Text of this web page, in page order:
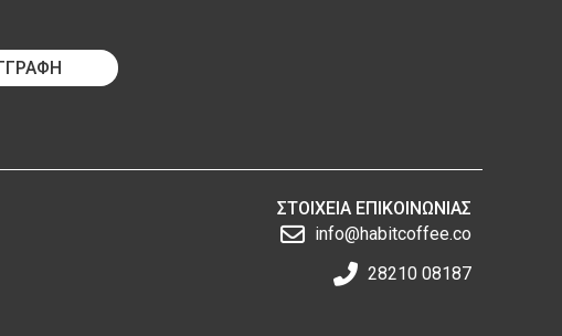
ΣΤΟΙΧΕΙΑ ΕΠΙΚΟΙΝΩΝΙΑΣ
info@habitcoffee.co
28210 08187